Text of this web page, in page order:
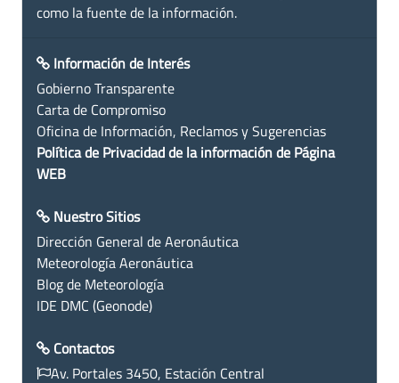
como la fuente de la información.
Información de Interés
Gobierno Transparente
Carta de Compromiso
Oficina de Información, Reclamos y Sugerencias
Política de Privacidad de la información de Página
WEB
Nuestro Sitios
Dirección General de Aeronáutica
Meteorología Aeronáutica
Blog de Meteorología
IDE DMC (Geonode)
Contactos
Av. Portales 3450, Estación Central